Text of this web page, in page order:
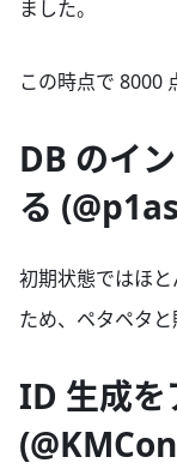
ました。
この時点で 8000
DB のイ
る
初期状態ではほ
ため、ペタペタと
ID 生成を